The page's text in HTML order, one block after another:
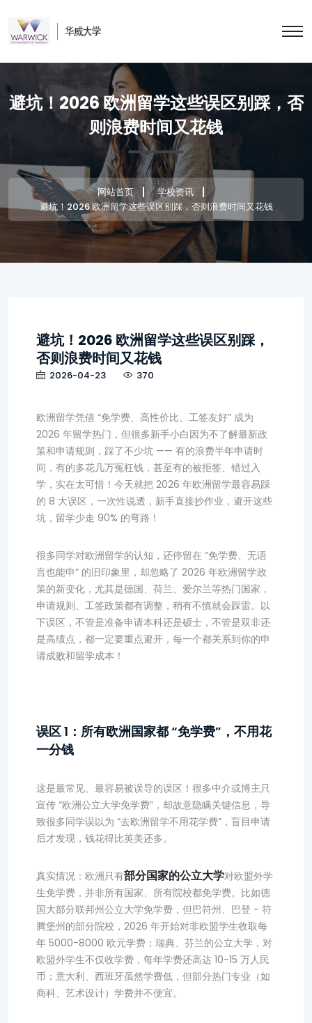
避坑！2026 欧洲留学这些误区别踩，否
则浪费时间又花钱
网站首页
学校资讯
避坑！2026 欧洲留学这些误区别踩，否则浪费时间又花钱
避坑！2026 欧洲留学这些误区别踩，
否则浪费时间又花钱
2026-04-23 370
欧洲留学凭借 “免学费、高性价比、工签友好” 成为
2026 年留学热门，但很多新手小白因为不了解最新政
策和申请规则，踩了不少坑 —— 有的浪费半年申请时
间，有的多花几万冤枉钱，甚至有的被拒签、错过入
学，实在太可惜！今天就把 2026 年欧洲留学最容易踩
的 8 大误区，一次性说透，新手直接抄作业，避开这些
坑，留学少走 90% 的弯路！
很多同学对欧洲留学的认知，还停留在 “免学费、无语
言也能申” 的旧印象里，却忽略了 2026 年欧洲留学政
策的新变化，尤其是德国、荷兰、爱尔兰等热门国家，
申请规则、工签政策都有调整，稍有不慎就会踩雷。以
下误区，不管是准备申请本科还是硕士，不管是双非还
是高绩点，都一定要重点避开，每一个都关系到你的申
请成败和留学成本！
误区 1：所有欧洲国家都 “免学费”，不用花
一分钱
这是最常见、最容易被误导的误区！很多中介或博主只
宣传 “欧洲公立大学免学费”，却故意隐瞒关键信息，导
致很多同学误以为 “去欧洲留学不用花学费”，盲目申请
后才发现，钱花得比英美还多。
真实情况：欧洲只有部分国家的公立大学对欧盟外学
生免学费，并非所有国家、所有院校都免学费。比如德
国大部分联邦州公立大学免学费，但巴符州、巴登 - 符
腾堡州的部分院校，2026 年开始对非欧盟学生收取每
年 5000-8000 欧元学费；瑞典、芬兰的公立大学，对
欧盟外学生不仅收学费，每年学费还高达 10-15 万人民
币；意大利、西班牙虽然学费低，但部分热门专业（如
商科、艺术设计）学费并不便宜。